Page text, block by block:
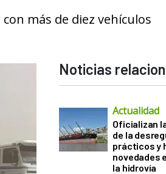
más de diez vehículos
Noticias
Actualidad
Oficializan
de la
prácticos y
novedades
la hidrovía